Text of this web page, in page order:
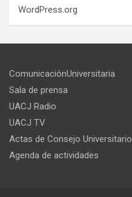
WordPress.org
ComunicaciónUniversitaria
Sala de prensa
UACJ Radio
UACJ TV
Actas de Consejo Universitario
Agenda de actividades